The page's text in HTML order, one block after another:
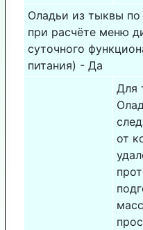
Оладьи из тыквы
при расчёте меню
суточного
питания) - Да
Для
от